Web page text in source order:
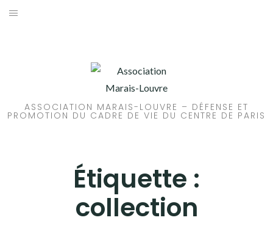
Aller
ASSOCIATION MARAIS-LOUVRE – DÉFENSE ET
PROMOTION DU CADRE DE VIE DU CENTRE DE PARIS
Étiquette :
collection
PROPRETÉ
RÉGLEMENTATION